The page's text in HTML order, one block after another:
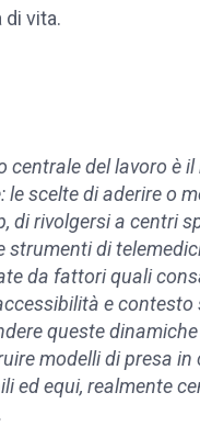
di vita.
centrale del lavoro è
le scelte di aderire o
di rivolgersi a centri
strumenti di
da fattori quali
e contesto
queste
modelli di presa in
ed equi, realmente